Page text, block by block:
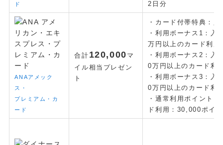
ド
2日分
ANAアメック
ス・
プレミアム・カ
ード
合計 120,000 マ
イル相当プレゼン
ト
・カード付帯特典：
・利用ボーナス1：入
万円以上のカード利
・利用ボーナス2：入
0万円以上のカード利
・利用ボーナス3：入
0万円以上のカード利
・通常利用ポイント
ド利用：30,000ポイ